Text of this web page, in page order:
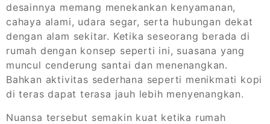
desainnya memang menekankan kenyamanan,
cahaya alami, udara segar, serta hubungan dekat
dengan alam sekitar. Ketika seseorang berada di
rumah dengan konsep seperti ini, suasana yang
muncul cenderung santai dan menenangkan.
Bahkan aktivitas sederhana seperti menikmati kopi
di teras dapat terasa jauh lebih menyenangkan.
Nuansa tersebut semakin kuat ketika rumah